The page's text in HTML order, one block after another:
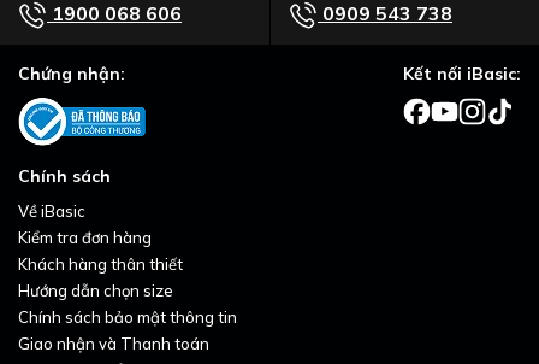
1900 068 606 0909 543 738
Chính sách
Về iBasic
Kiểm tra đơn hàng
Khách hàng thân thiết
Hướng dẫn chọn size
Chính sách bảo mật thông tin
Giao nhận và Thanh toán
Chứng nhận: Kết nối iBasic: